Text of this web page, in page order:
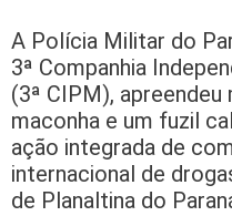
A Polícia Militar do
3ª Companhia
(3ª CIPM),
maconha e um fuzil
ação integrada de
internacional de
de Planaltina do